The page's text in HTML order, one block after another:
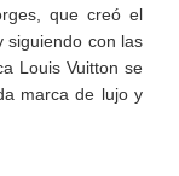
que creó el
siguiendo con las
Louis Vuitton se
marca de lujo y